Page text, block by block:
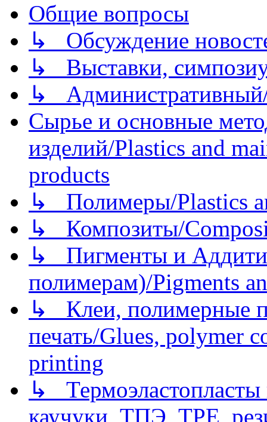
Общие вопросы
↳ Обсуждение
↳ Выставки,
↳
Сырье и основные
изделий/Plastics and
products
↳ Полимеры/Plastics
↳ Композиты/
↳ Пигменты и
полимерам)/Pigments
↳ Клеи, полимерные
печать/Glues, polymer
printing
↳
каучуки, ТПЭ, TPE,